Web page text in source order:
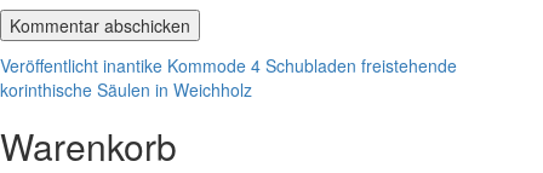
Beitragsnavigation
Veröffentlicht inantike Kommode 4 Schubladen freistehende
korinthische Säulen in Weichholz
Warenkorb